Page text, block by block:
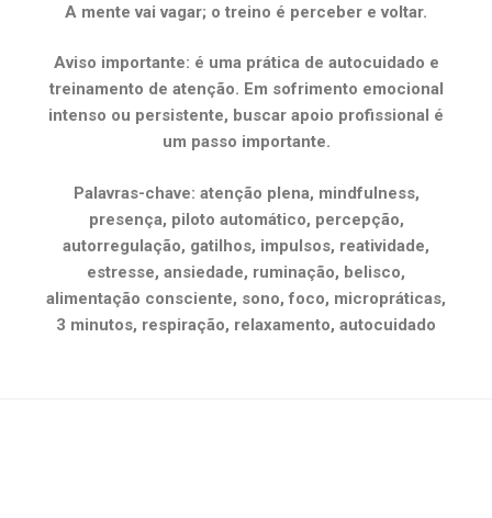
A mente vai vagar; o treino é perceber e voltar.
Aviso importante: é uma prática de autocuidado e
treinamento de atenção. Em sofrimento emocional
intenso ou persistente, buscar apoio profissional é
um passo importante.
Palavras-chave: atenção plena, mindfulness,
presença, piloto automático, percepção,
autorregulação, gatilhos, impulsos, reatividade,
estresse, ansiedade, ruminação, belisco,
alimentação consciente, sono, foco, micropráticas,
3 minutos, respiração, relaxamento, autocuidado